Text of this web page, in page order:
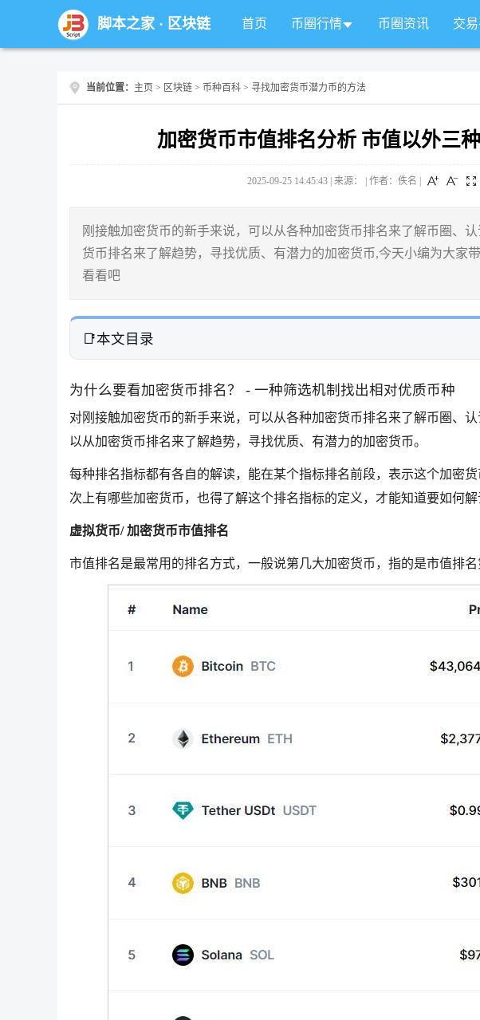
脚本之家· 区块链 首页 币圈行情 币圈资讯 交
当前位置： 主页 > 区块链 > 币种百科 > 寻找加密货币潜力币的方法
加密货币市值排名分析 市值以外三
2025-09-25 14:45:43 | 来源： | 作者：佚名
刚接触加密货币的新手来说，可以从各种加密货币排名来了解币圈、
货币排名来了解趋势，寻找优质、有潜力的加密货币,今天小编为大家
看看吧
本文目录
为什么要看加密货币排名？ - 一种筛选机制找出相对优质币种
对刚接触加密货币的新手来说，可以从各种加密货币排名来了解币圈、
以从加密货币排名来了解趋势，寻找优质、有潜力的加密货币。
每种排名指标都有各自的解读，能在某个指标排名前段，表示这个加密
次上有哪些加密货币，也得了解这个排名指标的定义，才能知道要如何解
虚拟货币/ 加密货币市值排名
市值排名是最常用的排名方式，一般说第几大加密货币，指的是市值排名